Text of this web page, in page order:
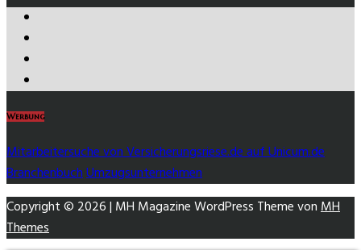
Werbung
Mitarbeitersuche von Versicherungsriese.de auf Unicum.de
BranchenbuchUmzugsunternehmen
Copyright © 2026 | MH Magazine WordPress Theme vonMH
Themes